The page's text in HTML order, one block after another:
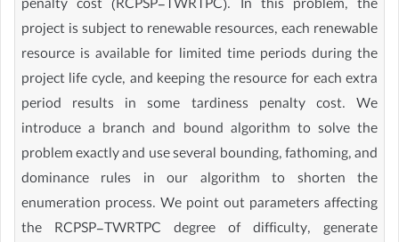
penalty cost (RCPSP-TWRTPC). In this problem, the
project is subject to renewable resources, each renewable
resource is available for limited time periods during the
project life cycle, and keeping the resource for each extra
period results in some tardiness penalty cost. We
introduce a branch and bound algorithm to solve the
problem exactly and use several bounding, fathoming, and
dominance rules in our algorithm to shorten the
enumeration process. We point out parameters affecting
the RCPSP-TWRTPC degree of difficulty, generate